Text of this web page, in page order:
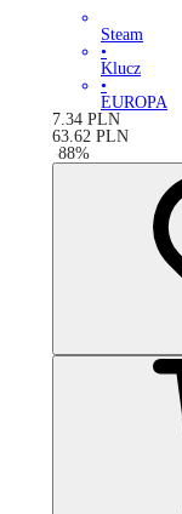
Steam
•
Klucz
•
EUROPA
7.34 PLN
63.62 PLN
-88%